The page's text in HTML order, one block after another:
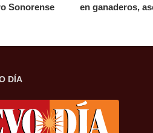
Sonorense
en ganaderos,
DÍA